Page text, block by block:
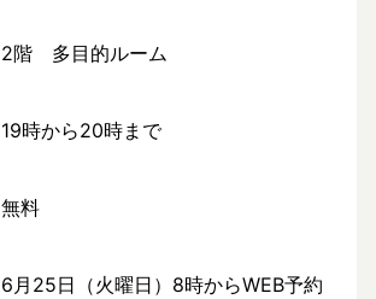
2階 多目的ルーム
19時から20時まで
無料
6月25日（火曜日）8時からWEB予約